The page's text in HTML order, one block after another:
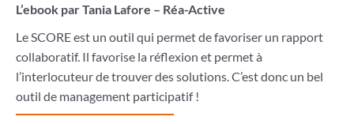
L’ebook par Tania Lafore – Réa-Active
Le SCORE est un outil qui permet de favoriser un rapport
collaboratif. Il favorise la réflexion et permet à
l’interlocuteur de trouver des solutions. C’est donc un bel
outil de management participatif !